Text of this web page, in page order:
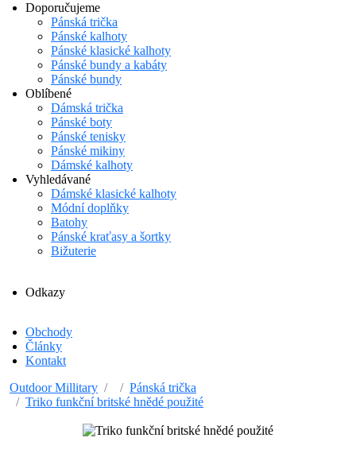
Doporučujeme
Pánská trička
Pánské kalhoty
Pánské klasické kalhoty
Pánské bundy a kabáty
Pánské bundy
Oblíbené
Dámská trička
Pánské boty
Pánské tenisky
Pánské mikiny
Dámské kalhoty
Vyhledávané
Dámské klasické kalhoty
Módní doplňky
Batohy
Pánské kraťasy a šortky
Bižuterie
Odkazy
Obchody
Články
Kontakt
Outdoor Millitary
Pánská trička
Triko funkční britské hnědé použité